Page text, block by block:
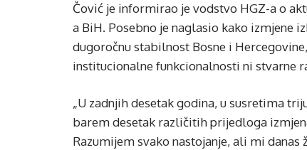
Čović je informirao je vodstvo HGZ-a o
a BiH. Posebno je naglasio kako izmjene
dugoročnu stabilnost Bosne i
institucionalne funkcionalnosti ni stvarne
„U zadnjih desetak godina, u susretima
barem desetak različitih prijedloga
Razumijem svako nastojanje, ali mi